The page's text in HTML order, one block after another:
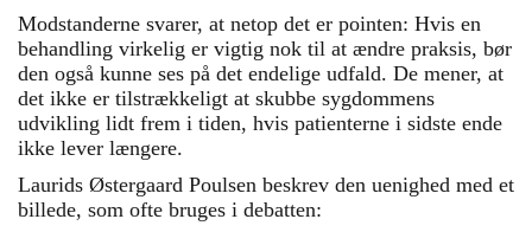
Modstanderne svarer, at netop det er pointen: Hvis en
behandling virkelig er vigtig nok til at ændre praksis, bør
den også kunne ses på det endelige udfald. De mener, at
det ikke er tilstrækkeligt at skubbe sygdommens
udvikling lidt frem i tiden, hvis patienterne i sidste ende
ikke lever længere.
Laurids Østergaard Poulsen beskrev den uenighed med et
billede, som ofte bruges i debatten: